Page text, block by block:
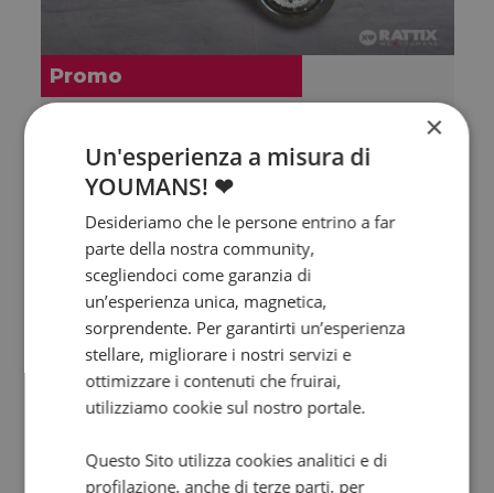
Promo
BK2 Abs my24
2024 | 5000 km | 649 cc | 67 Hp | 49 Kw
5.950 €
×
Un'esperienza a misura di
YOUMANS! ❤
Desideriamo che le persone entrino a far
parte della nostra community,
scegliendoci come garanzia di
un’esperienza unica, magnetica,
sorprendente. Per garantirti un’esperienza
stellare, migliorare i nostri servizi e
ottimizzare i contenuti che fruirai,
utilizziamo cookie sul nostro portale.
Questo Sito utilizza cookies analitici e di
profilazione, anche di terze parti, per